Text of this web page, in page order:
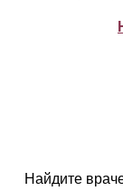
Найдите